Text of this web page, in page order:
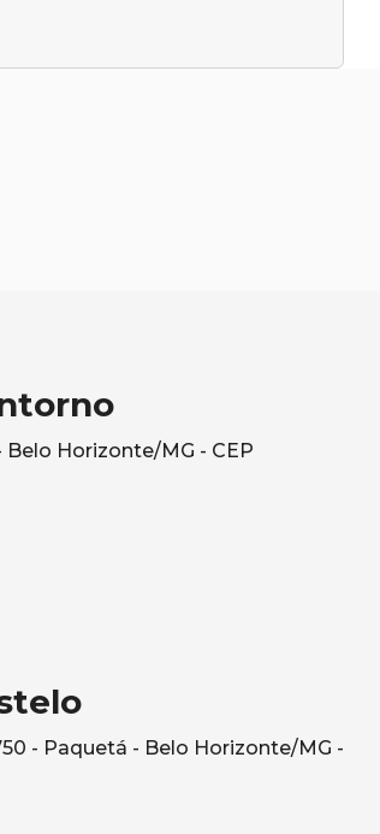
Horizonte/MG - CEP
- Paquetá - Belo Horizonte/MG -